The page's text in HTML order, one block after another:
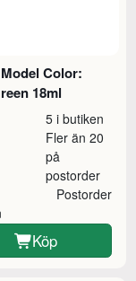
Color:
18ml
5 i butiken
Fler än 20
på
postorder
Postorder
Köp